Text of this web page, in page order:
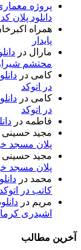
پروژه
دانلود پلان
همراه
پایدار
مارال در
محتشم
کامی در
در اتوکد
کامی در
در اتوکد
فاطمه در
مجید حسینی
پلان مسجد
مجید حسینی
پلان مسجد
محمد در
کاتب در اتوکد
مریم در
اشیدری
آخرین مطالب